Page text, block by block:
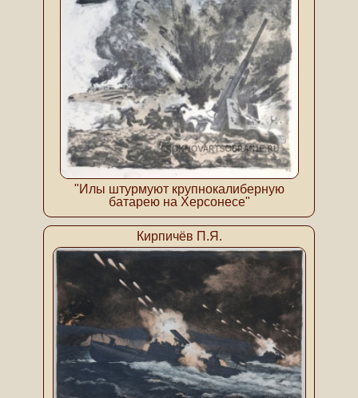
"Илы штурмуют крупнокалиберную
батарею на Херсонесе"
Кирпичёв П.Я.